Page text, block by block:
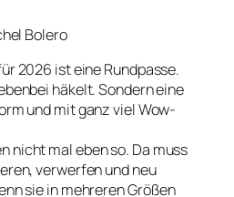
Bolero
2026 ist eine Rundpasse.
häkelt. Sondern eine
und mit ganz viel Wow-
nicht mal eben so. Da muss
verwerfen und neu
sie in mehreren Größen